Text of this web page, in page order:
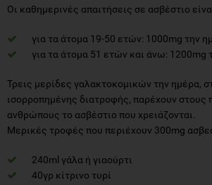
Οι καθημερινές απαιτήσεις σε ασβέστιο
για τα άτομα 19-50 ετών: 1000mg την
για τα άτομα 51 ετών και άνω: 1200mg
Τρεις μερίδες γαλακτοκομικών την ημέρα,
ισορροπημένης διατροφής, παρέχουν στους
ανθρώπους το ασβέστιο που χρειάζονται.
Μερικές τροφές που περιέχουν 300mg
240ml γάλα ή γιαούρτι
40γρ κίτρινο τυρί